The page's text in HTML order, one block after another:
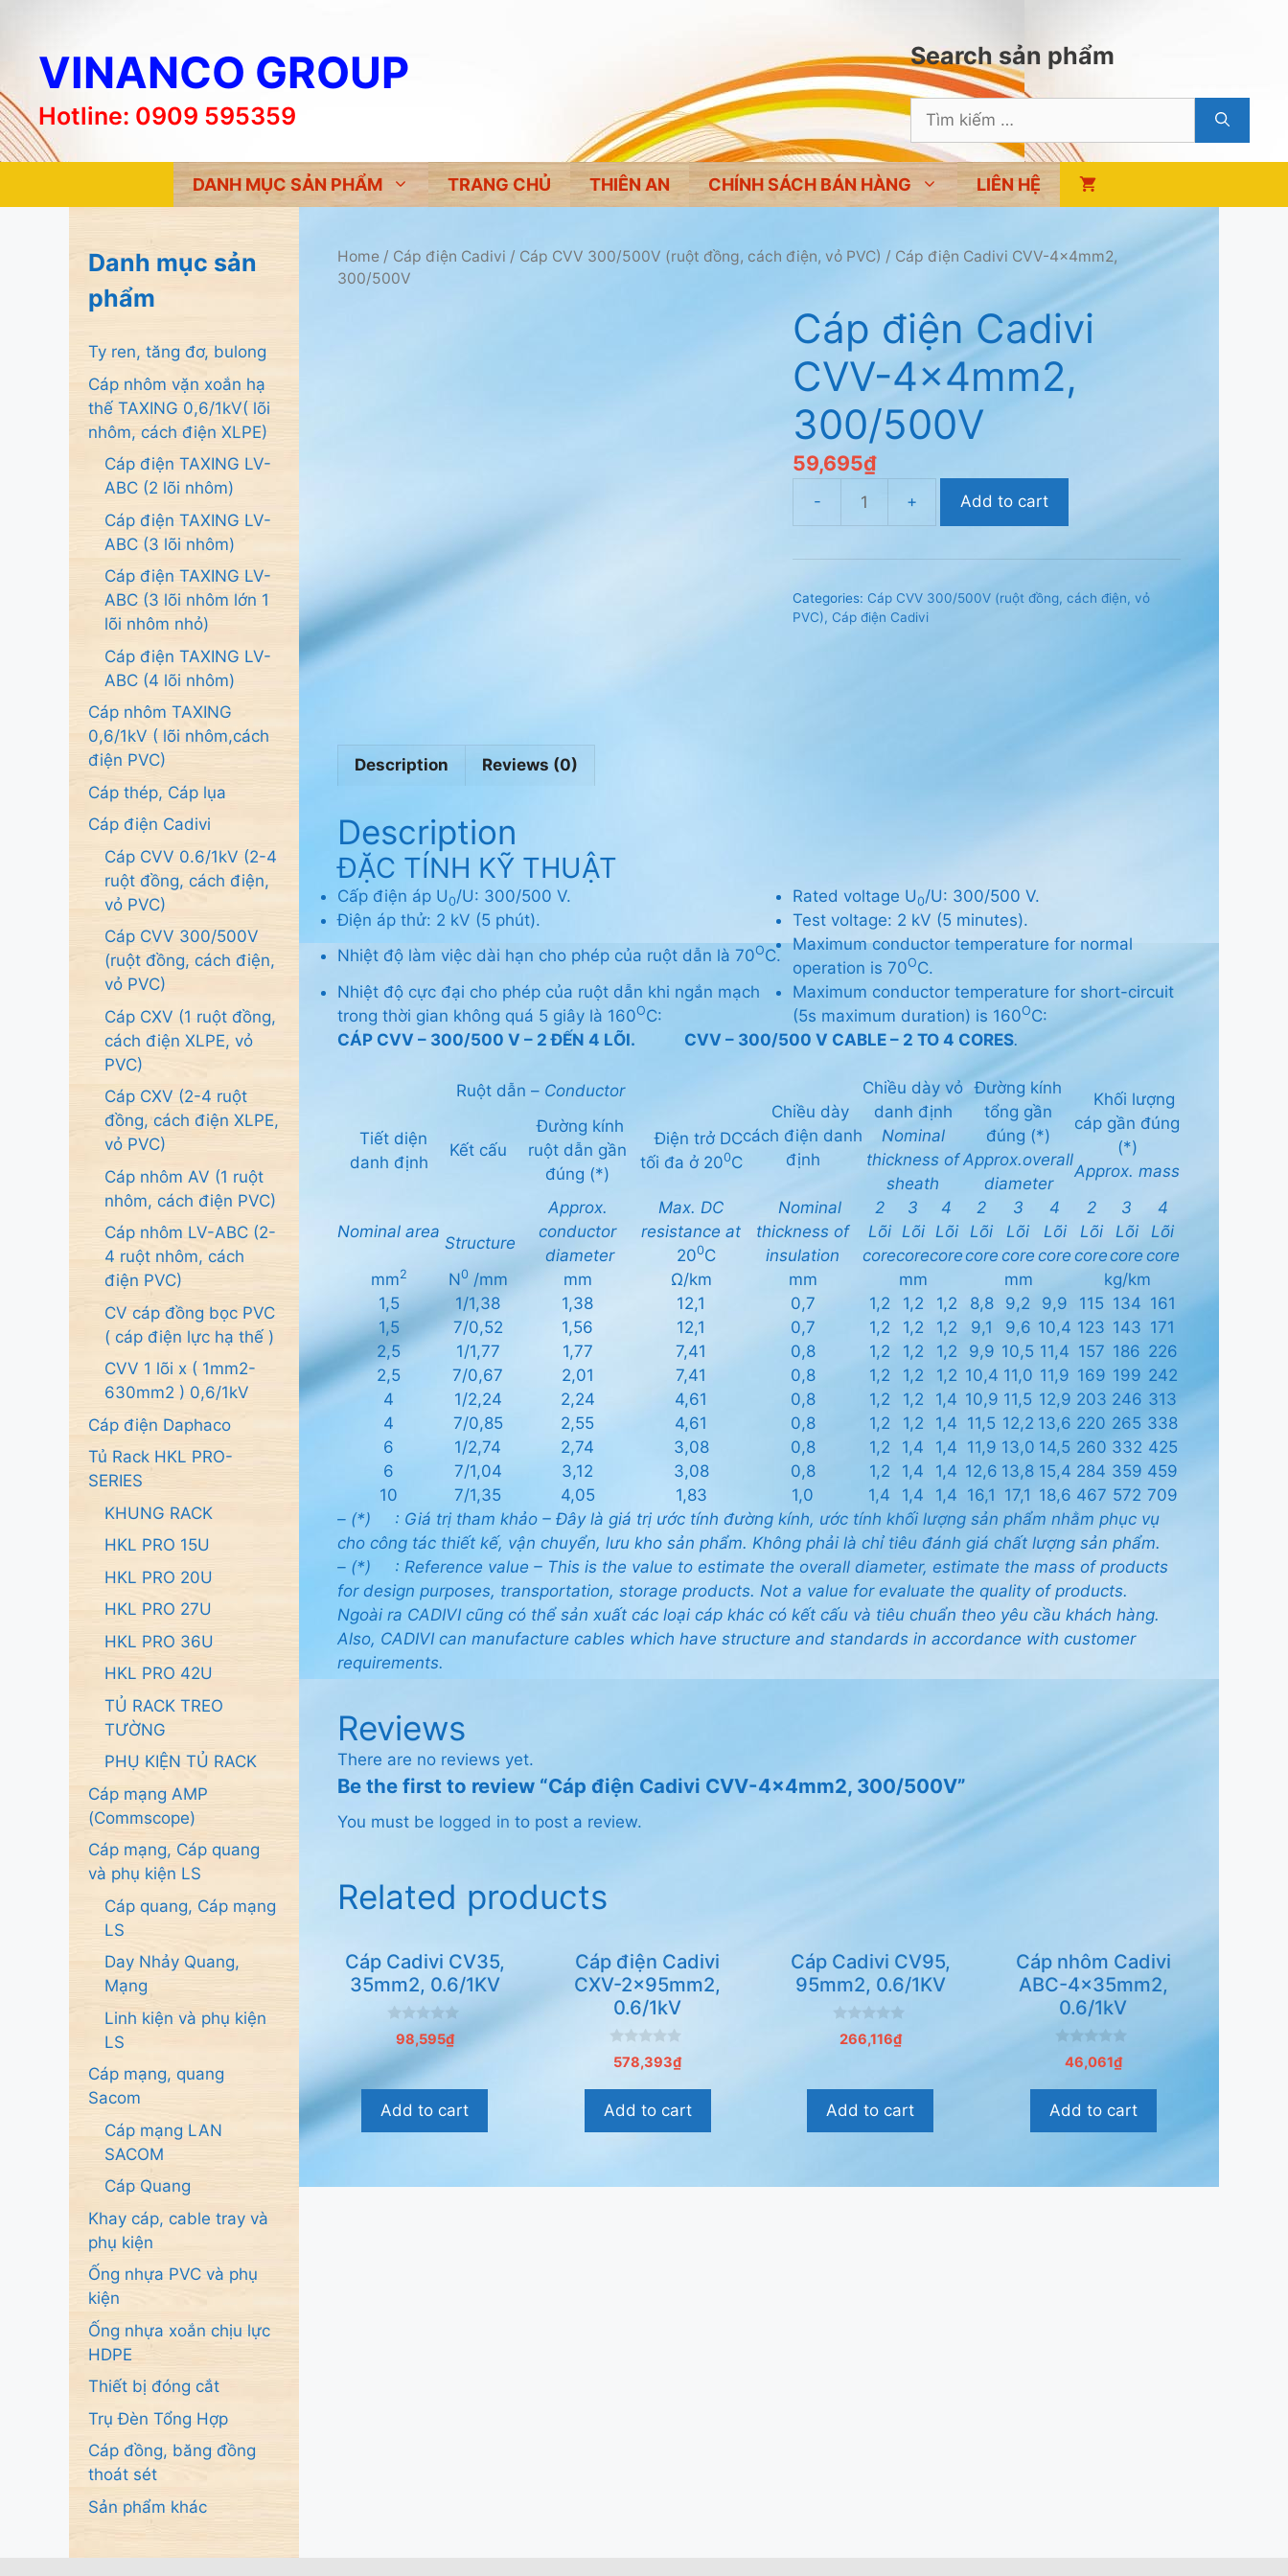
VINANCO GROUP
Hotline: 0909 595359
Search sản phẩm
Tìm
cho:
DANH MỤC SẢN PHẨM TRANG CHỦ THIÊN AN CHÍNH SÁCH BÁN HÀNG LIÊN HỆ
Home / Cáp điện Cadivi / Cáp CVV 300/500V (ruột đồng, cách điện, vỏ PVC) / Cáp điện Cadivi CVV-4×4mm2,
300/500V
Cáp điện Cadivi
CVV-4×4mm2,
300/500V
59,695₫
Cadivi
4×4mm2,
Add to cart
Categories: Cáp CVV 300/500V (ruột đồng, cách điện, vỏ
PVC), Cáp điện Cadivi
Description Reviews (0)
Description
ĐẶC TÍNH KỸ THUẬT
Cấp điện áp U0/U: 300/500 V. Rated voltage U0/U: 300/500 V.
Điện áp thử: 2 kV (5 phút).
Test voltage: 2 kV (5 minutes).
Nhiệt độ làm việc dài hạn cho phép của ruột dẫn là 70OC.
Maximum conductor temperature for normal
operation is 70OC.
Nhiệt độ cực đại cho phép của ruột dẫn khi ngắn mạch
trong thời gian không quá 5 giây là 160OC:
Maximum conductor temperature for short-circuit
(5s maximum duration) is 160OC:
CÁP CVV – 300/500 V – 2 ĐẾN 4 LÕI. CVV – 300/500 V CABLE – 2 TO 4 CORES.
Ruột dẫn – Conductor
Chiều dày
cách điện danh
định
Chiều dày vỏ
danh định
Nominal
thickness of
sheath
Đường kính
tổng gần
đúng (*)
Approx.overall
diameter
Khối lượng
cáp gần đúng
(*)
Approx. mass
Tiết diện
danh định
Kết cấu
Đường kính
ruột dẫn gần
đúng (*)
Điện trở DC
tối đa ở 200C
Nominal area
Structure
Approx.
conductor
diameter
Max. DC
resistance at
200C
Nominal
thickness of
insulation
2
Lõi
3
Lõi
4
Lõi
2
Lõi
3
Lõi
4
Lõi
2
Lõi
3
Lõi
4
Lõi
corecorecorecore core core corecore core
mm2 N0 /mm mm Ω/km mm mm mm
kg/km
1,5
1/1,38 1,38 12,1 0,7 1,2 1,2 1,2 8,8 9,2 9,9 115 134 161
1,5
7/0,52 1,56 12,1 0,7 1,2 1,2 1,2 9,1 9,6 10,4 123 143 171
2,5
1/1,77 1,77 7,41 0,8 1,2 1,2 1,2 9,9 10,5 11,4 157 186 226
2,5
7/0,67 2,01 7,41 0,8 1,2 1,2 1,2 10,4 11,0 11,9 169 199 242
4
1/2,24 2,24 4,61 0,8 1,2 1,2 1,4 10,9 11,5 12,9 203 246 313
4
7/0,85 2,55 4,61 0,8 1,2 1,2 1,4 11,5 12,2 13,6 220 265 338
6
1/2,74 2,74 3,08 0,8 1,2 1,4 1,4 11,9 13,0 14,5 260 332 425
6
7/1,04 3,12 3,08 0,8 1,2 1,4 1,4 12,6 13,8 15,4 284 359 459
10
7/1,35 4,05 1,83 1,0 1,4 1,4 1,4 16,1 17,1 18,6 467 572 709
– (*) : Giá trị tham khảo – Đây là giá trị ước tính đường kính, ước tính khối lượng sản phẩm nhằm phục vụ
cho công tác thiết kế, vận chuyển, lưu kho sản phẩm. Không phải là chỉ tiêu đánh giá chất lượng sản phẩm.
– (*) : Reference value – This is the value to estimate the overall diameter, estimate the mass of products
for design purposes, transportation, storage products. Not a value for evaluate the quality of products.
Ngoài ra CADIVI cũng có thể sản xuất các loại cáp khác có kết cấu và tiêu chuẩn theo yêu cầu khách hàng.
Also, CADIVI can manufacture cables which have structure and standards in accordance with customer
requirements.
Reviews
There are no reviews yet.
Be the first to review “Cáp điện Cadivi CVV-4×4mm2, 300/500V”
You must be logged in to post a review.
Related products
Cáp Cadivi CV35,
35mm2, 0.6/1KV
à
i
5
98,595₫
Add to cart
Cáp điện Cadivi
CXV-2x95mm2,
0.6/1kV
0
n
à
5
578,393₫
Add to cart
Cáp Cadivi CV95,
95mm2, 0.6/1KV
0
n
à
i
5
266,116₫
Add to cart
Cáp nhôm Cadivi
ABC-4x35mm2,
0.6/1kV
à
5
46,061₫
Add to cart
Danh mục sản
phẩm
Ty ren, tăng đơ, bulong
Cáp nhôm vặn xoắn hạ
thế TAXING 0,6/1kV( lõi
nhôm, cách điện XLPE)
Cáp điện TAXING LV-
ABC (2 lõi nhôm)
Cáp điện TAXING LV-
ABC (3 lõi nhôm)
Cáp điện TAXING LV-
ABC (3 lõi nhôm lớn 1
lõi nhôm nhỏ)
Cáp điện TAXING LV-
ABC (4 lõi nhôm)
Cáp nhôm TAXING
0,6/1kV ( lõi nhôm,cách
điện PVC)
Cáp thép, Cáp lụa
Cáp điện Cadivi
Cáp CVV 0.6/1kV (2-4
ruột đồng, cách điện,
vỏ PVC)
Cáp CVV 300/500V
(ruột đồng, cách điện,
vỏ PVC)
Cáp CXV (1 ruột đồng,
cách điện XLPE, vỏ
PVC)
Cáp CXV (2-4 ruột
đồng, cách điện XLPE,
vỏ PVC)
Cáp nhôm AV (1 ruột
nhôm, cách điện PVC)
Cáp nhôm LV-ABC (2-
4 ruột nhôm, cách
điện PVC)
CV cáp đồng bọc PVC
( cáp điện lực hạ thế )
CVV 1 lõi x ( 1mm2-
630mm2 ) 0,6/1kV
Cáp điện Daphaco
Tủ Rack HKL PRO-
SERIES
KHUNG RACK
HKL PRO 15U
HKL PRO 20U
HKL PRO 27U
HKL PRO 36U
HKL PRO 42U
TỦ RACK TREO
TƯỜNG
PHỤ KIỆN TỦ RACK
Cáp mạng AMP
(Commscope)
Cáp mạng, Cáp quang
và phụ kiện LS
Cáp quang, Cáp mạng
LS
Day Nhảy Quang,
Mạng
Linh kiện và phụ kiện
LS
Cáp mạng, quang
Sacom
Cáp mạng LAN
SACOM
Cáp Quang
Khay cáp, cable tray và
phụ kiện
Ống nhựa PVC và phụ
kiện
Ống nhựa xoắn chịu lực
HDPE
Thiết bị đóng cắt
Trụ Đèn Tổng Hợp
Cáp đồng, băng đồng
thoát sét
Sản phẩm khác